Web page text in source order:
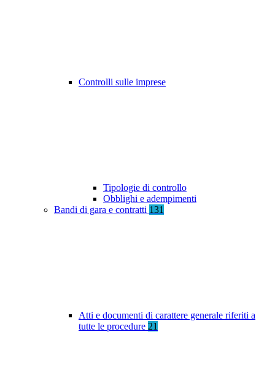
Controlli sulle imprese
Tipologie di controllo
Obblighi e adempimenti
Bandi di gara e contratti 131
Atti e documenti di carattere generale riferiti a
tutte le procedure 21